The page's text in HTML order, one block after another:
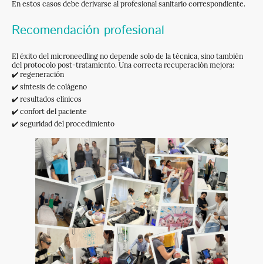
En estos casos debe derivarse al profesional sanitario correspondiente.
Recomendación profesional
El éxito del microneedling no depende solo de la técnica, sino también
del protocolo post-tratamiento. Una correcta recuperación mejora:
✔️ regeneración
✔️ síntesis de colágeno
✔️ resultados clínicos
✔️ confort del paciente
✔️ seguridad del procedimiento